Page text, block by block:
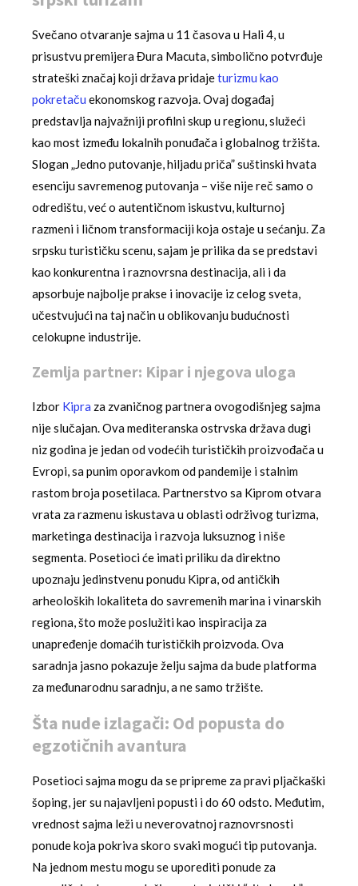
Svečano otvaranje sajma u 11 časova u Hali 4, u
prisustvu premijera Đura Macuta, simbolično potvrđuje
strateški značaj koji država pridajeturizmu kao
pokretaču ekonomskog razvoja. Ovaj događaj
predstavlja najvažniji profilni skup u regionu, služeći
kao most između lokalnih ponuđača i globalnog tržišta.
Slogan „Jedno putovanje, hiljadu priča” suštinski hvata
esenciju savremenog putovanja – više nije reč samo o
odredištu, već o autentičnom iskustvu, kulturnoj
razmeni i ličnom transformaciji koja ostaje u sećanju. Za
srpsku turističku scenu, sajam je prilika da se predstavi
kao konkurentna i raznovrsna destinacija, ali i da
apsorbuje najbolje prakse i inovacije iz celog sveta,
učestvujući na taj način u oblikovanju budućnosti
celokupne industrije.
Zemlja partner: Kipar i njegova uloga
Izbor Kipra za zvaničnog partnera ovogodišnjeg sajma
nije slučajan. Ova mediteranska ostrvska država dugi
niz godina je jedan od vodećih turističkih proizvođača u
Evropi, sa punim oporavkom od pandemije i stalnim
rastom broja posetilaca. Partnerstvo sa Kiprom otvara
vrata za razmenu iskustava u oblasti održivog turizma,
marketinga destinacija i razvoja luksuznog i niše
segmenta. Posetioci će imati priliku da direktno
upoznaju jedinstvenu ponudu Kipra, od antičkih
arheoloških lokaliteta do savremenih marina i vinarskih
regiona, što može poslužiti kao inspiracija za
unapređenje domaćih turističkih proizvoda. Ova
saradnja jasno pokazuje želju sajma da bude platforma
za međunarodnu saradnju, a ne samo tržište.
Šta nude izlagači: Od popusta do
egzotičnih avantura
Posetioci sajma mogu da se pripreme za pravi pljačkaški
šoping, jer su najavljeni popusti i do 60 odsto. Međutim,
vrednost sajma leži u neverovatnoj raznovrsnosti
ponude koja pokriva skoro svaki mogući tip putovanja.
Na jednom mestu mogu se uporediti ponude za